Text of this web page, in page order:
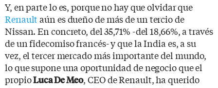
Y, en parte lo es, porque no hay que olvidar que
Renaultaún es dueño de más de un tercio de
Nissan. En concreto, del 35,71% -del 18,66%, a través
de un fidecomiso francés- y que la India es, a su
vez, el tercer mercado más importante del mundo,
lo que supone una oportunidad de negocio que el
propioLuca De Meo, CEO de Renault, ha querido